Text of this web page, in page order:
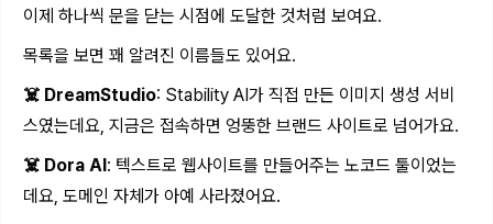
이제 하나씩 문을 닫는 시점에 도달한 것처럼 보여요.
목록을 보면 꽤 알려진 이름들도 있어요.
☠️ DreamStudio: Stability AI가 직접 만든 이미지 생성 서비
스였는데요, 지금은 접속하면 엉뚱한 브랜드 사이트로 넘어가요.
☠️ Dora AI: 텍스트로 웹사이트를 만들어주는 노코드 툴이었는
데요, 도메인 자체가 아예 사라졌어요.